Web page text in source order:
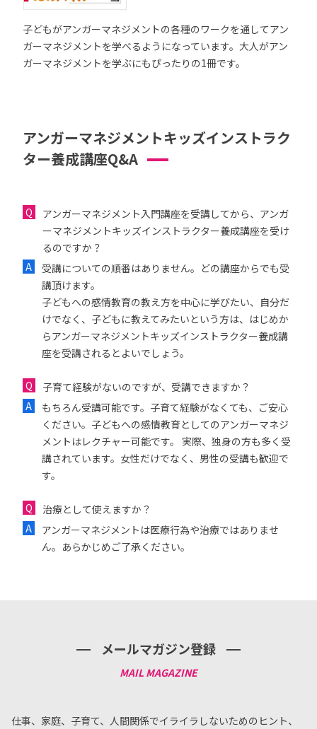
子どもがアンガーマネジメントの各種のワークを通してアン
ガーマネジメントを学べるようになっています。大人がアン
ガーマネジメントを学ぶにもぴったりの1冊です。
アンガーマネジメントキッズインストラク
ター養成講座Q&A
アンガーマネジメント入門講座を受講してから、アンガ
ーマネジメントキッズインストラクター養成講座を受け
るのですか？
受講についての順番はありません。どの講座からでも受
講頂けます。
子どもへの感情教育の教え方を中心に学びたい、自分だ
けでなく、子どもに教えてみたいという方は、はじめか
らアンガーマネジメントキッズインストラクター養成講
座を受講されるとよいでしょう。
子育て経験がないのですが、受講できますか？
もちろん受講可能です。子育て経験がなくても、ご安心
ください。子どもへの感情教育としてのアンガーマネジ
メントはレクチャー可能です。 実際、独身の方も多く受
講されています。女性だけでなく、男性の受講も歓迎で
す。
治療として使えますか？
アンガーマネジメントは医療行為や治療ではありませ
ん。あらかじめご了承ください。
メールマガジン登録
仕事、家庭、子育て、人間関係でイライラしないためのヒント、